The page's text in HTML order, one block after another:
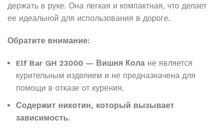
держать в руке. Она легкая и компактная, что делает
ее идеальной для использования в дороге.
Обратите внимание:
Elf Bar GH 23000 — Вишня Кола не является
курительным изделием и не предназначена для
помощи в отказе от курения.
Содержит никотин, который вызывает
зависимость.